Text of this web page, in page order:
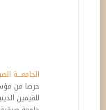
الجامعـــة
حرصا من
للقيمين